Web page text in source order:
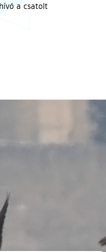
a csatolt